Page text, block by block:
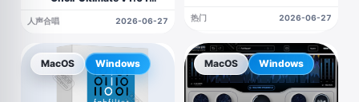
人声合唱 2026-06-27 热门 2026-06-27
MacOS Windows MacOS Windows